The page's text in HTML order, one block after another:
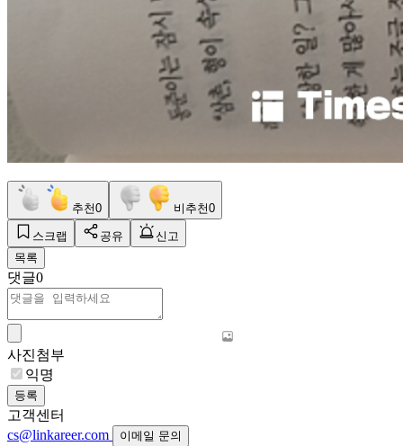
추천0 비추천0
스크랩 공유
신고
목록
댓글0
사진첨부
익명
등록
고객센터
cs@linkareer.com
이메일 문의